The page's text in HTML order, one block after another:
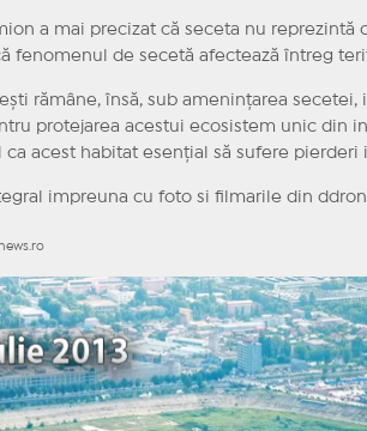
a mai precizat că seceta nu
fenomenul de secetă afectează întreg
rămâne, însă, sub amenințarea
protejarea acestui ecosistem unic din
ca acest habitat esențial să sufere pierderi
impreuna cu foto si filmarile din